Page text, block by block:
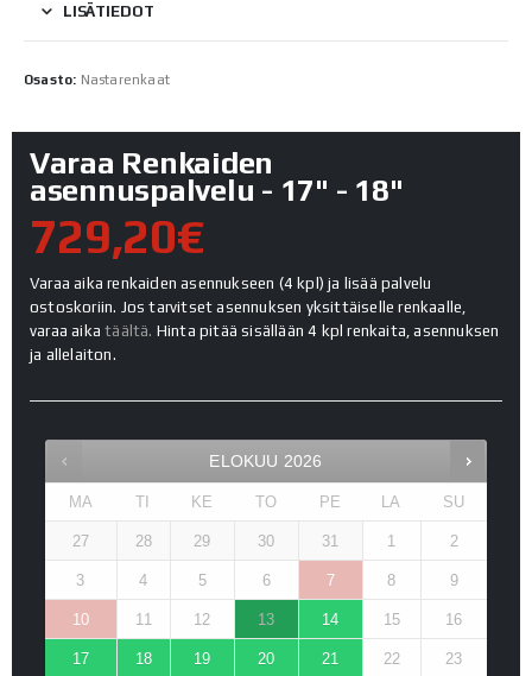
LISÄTIEDOT
Osasto: Nastarenkaat
Varaa Renkaiden
asennuspalvelu - 17" - 18"
729,20€
Varaa aika renkaiden asennukseen (4 kpl) ja lisää palvelu
ostoskoriin. Jos tarvitset asennuksen yksittäiselle renkaalle,
varaa aikatäältä. Hinta pitää sisällään 4 kpl renkaita, asennuksen
ja allelaiton.
ELOKUU 2026
MA TI KE TO PE LA SU
27 28 29 30 31 1 2
3 4 5 6 7 8 9
10 11 12 13 14 15 16
17 18 19 20 21 22 23